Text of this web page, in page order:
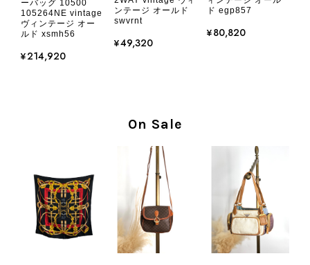
この度はご購入いただき、そして素敵
なレビューをありがとうございます。
じていただけたようで、スタッフ一同
末永くご愛用いただけましたら幸いで
す。 また気になる商品やご不明な点
などございましたら、いつでもお気軽
にご相談ください。 またご縁がござ
いましたら、ぜひよろしくお願いいた
します。 VintageShop solo
ーバッグ 10500
105264NE vintage
ヴィンテージ オー
ルド xsmh56
¥214,920
ンテージ オールド
swvrnt
¥49,320
ド egp857
¥80,820
On Sale